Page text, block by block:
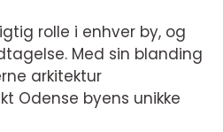
rolle i enhver by, og
Med sin blanding
arkitektur
Odense byens unikke